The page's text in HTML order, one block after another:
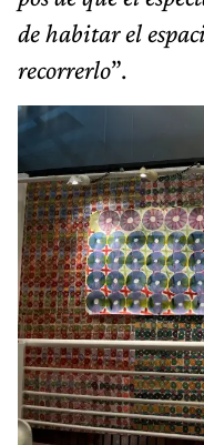
de habitar el
recorrerlo”.